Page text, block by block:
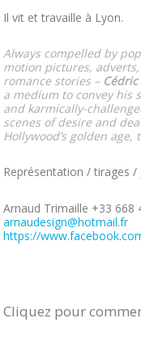
Il vit et travaille à Lyon.
Always compelled by
motion pictures,
romance stories –
a medium to convey his
and karmically-
scenes of desire and
Hollywood’s golden
Représentation / tirages /
Arnaud Trimaille +33 668
arnaudesign@hotmail.fr
https://
Cliquez pour